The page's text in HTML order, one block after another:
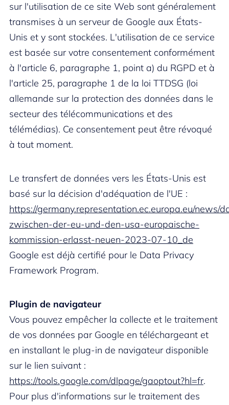
sur l'utilisation de ce site Web sont généralement
transmises à un serveur de Google aux États-
Unis et y sont stockées. L'utilisation de ce service
est basée sur votre consentement conformément
à l'article 6, paragraphe 1, point a) du RGPD et à
l'article 25, paragraphe 1 de la loi TTDSG (loi
allemande sur la protection des données dans le
secteur des télécommunications et des
télémédias). Ce consentement peut être révoqué
à tout moment.
Le transfert de données vers les États-Unis est
basé sur la décision d'adéquation de l'UE :
https://germany.representation.ec.europa.eu/news/
zwischen-der-eu-und-den-usa-europaische-
kommission-erlasst-neuen-2023-07-10_de
Google est déjà certifié pour le Data Privacy
Framework Program.
Plugin de navigateur
Vous pouvez empêcher la collecte et le traitement
de vos données par Google en téléchargeant et
en installant le plug-in de navigateur disponible
sur le lien suivant :
https://tools.google.com/dlpage/gaoptout?hl=fr.
Pour plus d'informations sur le traitement des